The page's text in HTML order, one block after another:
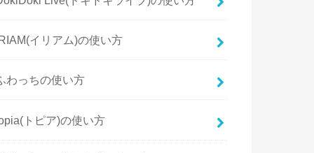
イリアム)の使い方
わっちの使い方
トピア)の使い方